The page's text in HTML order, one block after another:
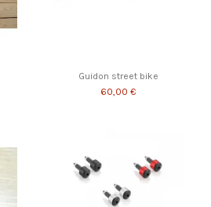
Guidon street bike
60,00 €